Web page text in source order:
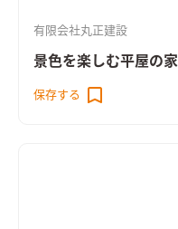
有限会社丸正建設
景色を楽しむ平屋の家
保存する